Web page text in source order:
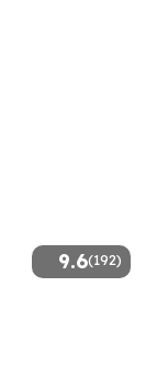
9.6(192)